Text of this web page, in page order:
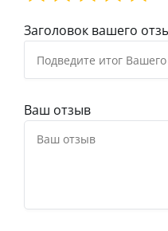
Заголовок вашего
Ваш отзыв